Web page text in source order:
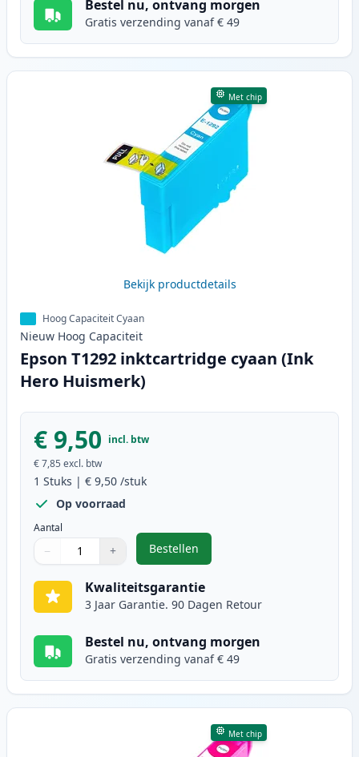
Bestel nu, ontvang morgen
Gratis verzending vanaf € 49
Met chip
Bekijk productdetails
Hoog Capaciteit Cyaan
Nieuw Hoog Capaciteit
Epson T1292 inktcartridge cyaan (Ink
Hero Huismerk)
€ 9,50 incl. btw
€ 7,85 excl. btw
1 Stuks | € 9,50 /stuk
Op voorraad
Aantal
Gebruik de knoppen om aan te passen
− +
1
Bestellen
,Epson T1292 inktcartridge
Kwaliteitsgarantie
3 Jaar Garantie. 90 Dagen Retour
Bestel nu, ontvang morgen
Gratis verzending vanaf € 49
Met chip